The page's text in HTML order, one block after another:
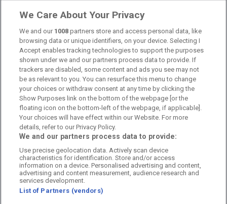
Länkar
Om oss
Kontakta oss
Kundtjänst
Sponsor: Rekatochklart
Annonsera på Fotbolldirekt
Redaktionell policy
Personuppgiftspolicy
Cookiepolicy
Arkiv
We Care About Your Privacy
We and our 1008 partners store and access personal data, like
browsing data or unique identifiers, on your device. Selecting I
Accept enables tracking technologies to support the purposes
shown under we and our partners process data to provide. If
trackers are disabled, some content and ads you see may not
be as relevant to you. You can resurface this menu to change
your choices or withdraw consent at any time by clicking the
Show Purposes link on the bottom of the webpage [or the
floating icon on the bottom-left of the webpage, if applicable].
Your choices will have effect within our Website. For more
details, refer to our Privacy Policy.
We and our partners process data to provide:
Use precise geolocation data. Actively scan device
characteristics for identification. Store and/or access
information on a device. Personalised advertising and content,
advertising and content measurement, audience research and
services development.
List of Partners (vendors)